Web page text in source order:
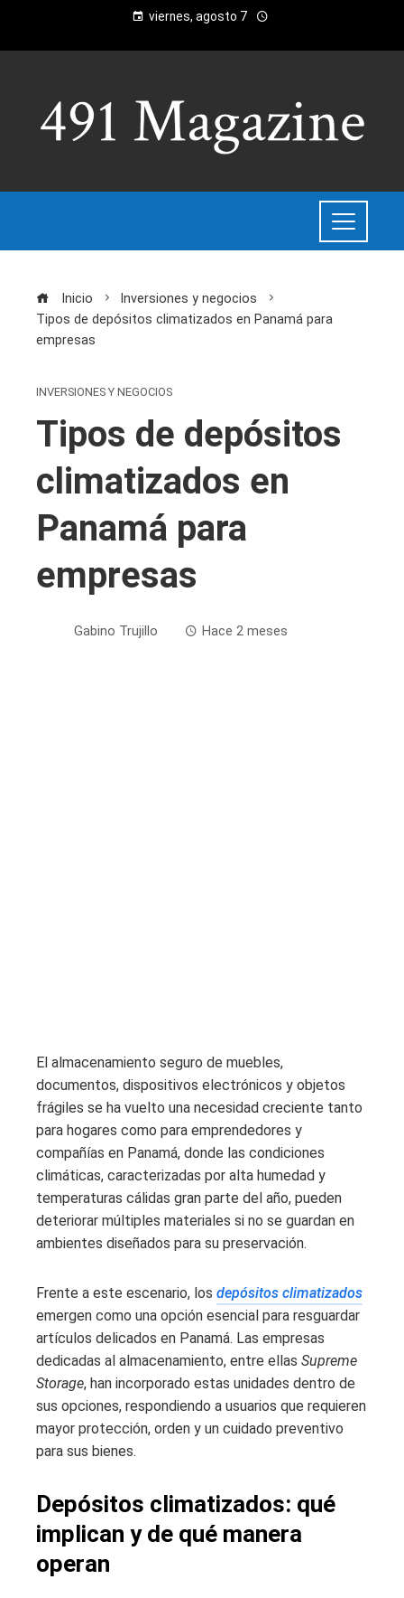
viernes, agosto 7
Inicio
Inversiones y negocios
Tipos de depósitos climatizados en Panamá para
empresas
INVERSIONES Y NEGOCIOS
Tipos de depósitos
climatizados en
Panamá para
empresas
Gabino Trujillo Hace 2 meses
El almacenamiento seguro de muebles,
documentos, dispositivos electrónicos y objetos
frágiles se ha vuelto una necesidad creciente tanto
para hogares como para emprendedores y
compañías en Panamá, donde las condiciones
climáticas, caracterizadas por alta humedad y
temperaturas cálidas gran parte del año, pueden
deteriorar múltiples materiales si no se guardan en
ambientes diseñados para su preservación.
Frente a este escenario, los depósitos climatizados
emergen como una opción esencial para resguardar
artículos delicados en Panamá. Las empresas
dedicadas al almacenamiento, entre ellas Supreme
Storage, han incorporado estas unidades dentro de
sus opciones, respondiendo a usuarios que requieren
mayor protección, orden y un cuidado preventivo
para sus bienes.
Depósitos climatizados: qué
implican y de qué manera
operan